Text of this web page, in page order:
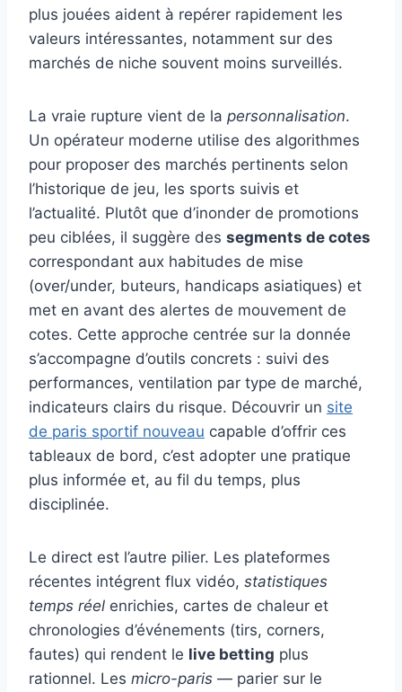
plus jouées aident à repérer rapidement les
valeurs intéressantes, notamment sur des
marchés de niche souvent moins surveillés.
La vraie rupture vient de la personnalisation.
Un opérateur moderne utilise des algorithmes
pour proposer des marchés pertinents selon
l’historique de jeu, les sports suivis et
l’actualité. Plutôt que d’inonder de promotions
peu ciblées, il suggère des segments de cotes
correspondant aux habitudes de mise
(over/under, buteurs, handicaps asiatiques) et
met en avant des alertes de mouvement de
cotes. Cette approche centrée sur la donnée
s’accompagne d’outils concrets : suivi des
performances, ventilation par type de marché,
indicateurs clairs du risque. Découvrir un site
de paris sportif nouveau capable d’offrir ces
tableaux de bord, c’est adopter une pratique
plus informée et, au fil du temps, plus
disciplinée.
Le direct est l’autre pilier. Les plateformes
récentes intégrent flux vidéo, statistiques
temps réel enrichies, cartes de chaleur et
chronologies d’événements (tirs, corners,
fautes) qui rendent le live betting plus
rationnel. Les micro-paris — parier sur le